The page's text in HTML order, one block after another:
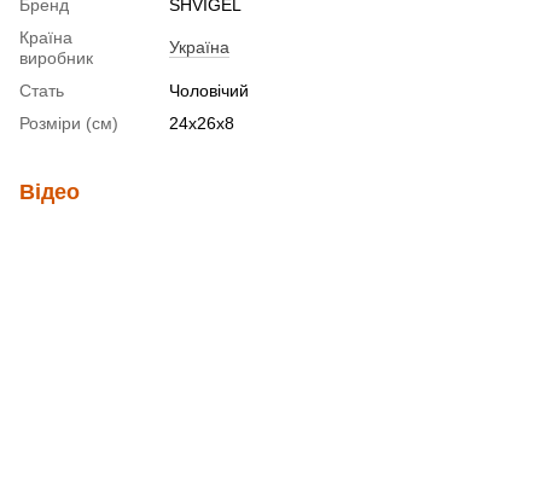
Бренд
SHVIGEL
Країна
виробник
Україна
Стать
Чоловічий
Розміри (см)
24х26х8
Відео